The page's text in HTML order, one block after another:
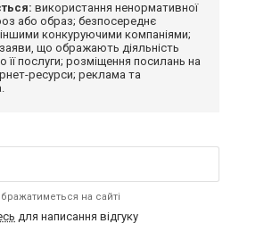
використання ненормативної
або образ; безпосереднє
конкуруючими компаніями;
заяви, що ображають діяльність
її послуги; розміщення посилань на
ресурси; реклама та
на сайті
для написання відгуку